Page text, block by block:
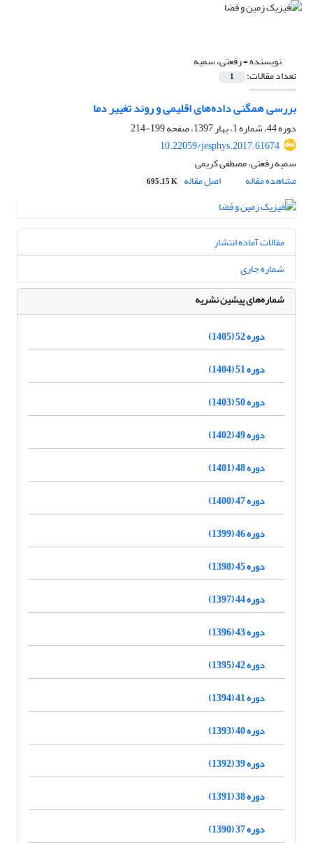
نویسنده =رفعتی، سمیه
تعداد مقالات: 1
بررسی همگنی داده‌های اقلیمی و روند تغییر دما
دوره 44، شماره 1، بهار 1397، صفحه
199-214
10.22059/jesphys.2017.61674
سمیه رفعتی، مصطفی کریمی
مشاهده مقاله
اصل مقاله 695.15 K
مقالات آماده انتشار
شماره جاری
شماره‌های پیشین نشریه
دوره 52 (1405)
دوره 51 (1404)
دوره 50 (1403)
دوره 49 (1402)
دوره 48 (1401)
دوره 47 (1400)
دوره 46 (1399)
دوره 45 (1398)
دوره 44 (1397)
دوره 43 (1396)
دوره 42 (1395)
دوره 41 (1394)
دوره 40 (1393)
دوره 39 (1392)
دوره 38 (1391)
دوره 37 (1390)